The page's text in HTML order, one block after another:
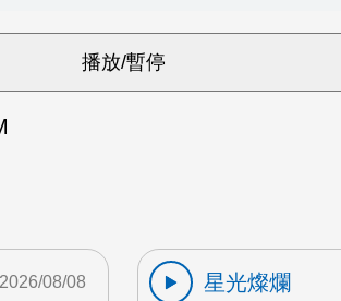
2026/08/08
星光燦爛